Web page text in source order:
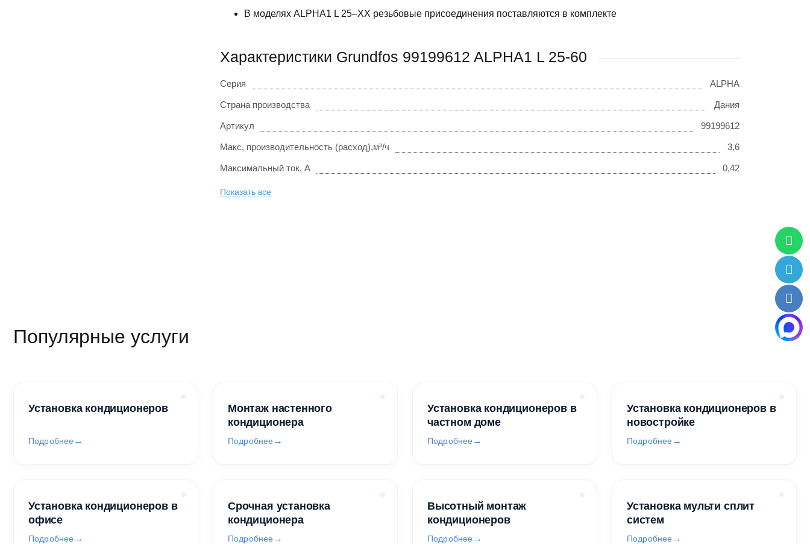
В моделях ALPHA1 L 25–XX резьбовые присоединения поставляются в комплекте
Характеристики Grundfos 99199612 ALPHA1 L 25-60
Серия ALPHA
Страна производства Дания
Артикул 99199612
Макс, производительность (расход),м³/ч 3,6
Максимальный ток, А 0,42
Показать все
Популярные услуги
Установка кондиционеров
Подробнее
Монтаж настенного
кондиционера
Подробнее
Установка кондиционеров в
частном доме
Подробнее
Установка кондиционеров в
новостройке
Подробнее
Установка кондиционеров в
офисе
Подробнее
Срочная установка
кондиционера
Подробнее
Высотный монтаж
кондиционеров
Подробнее
Установка мульти сплит
систем
Подробнее